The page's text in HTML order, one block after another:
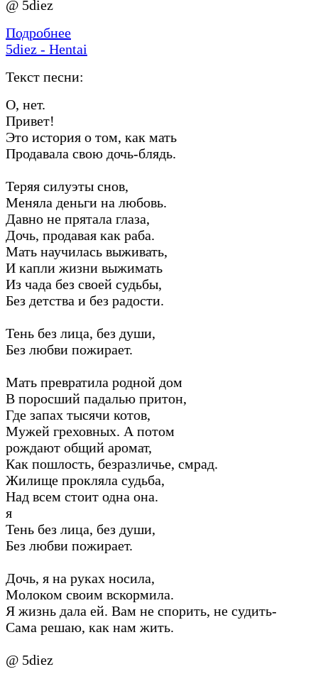
@ 5diez
Подробнее
5diez - Hentai
Текст песни:
О, нет.
Привет!
Это история о том, как мать
Продавала свою дочь-блядь.
Теряя силуэты снов,
Меняла деньги на любовь.
Давно не прятала глаза,
Дочь, продавая как раба.
Мать научилась выживать,
И капли жизни выжимать
Из чада без своей судьбы,
Без детства и без радости.
Тень без лица, без души,
Без любви пожирает.
Мать превратила родной дом
В поросший падалью притон,
Где запах тысячи котов,
Мужей греховных. А потом
рождают общий аромат,
Как пошлость, безразличье, смрад.
Жилище прокляла судьба,
Над всем стоит одна она.
я
Тень без лица, без души,
Без любви пожирает.
Дочь, я на руках носила,
Молоком своим вскормила.
Я жизнь дала ей. Вам не спорить, не судить-
Сама решаю, как нам жить.
@ 5diez